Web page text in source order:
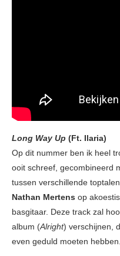
Long Way Up (Ft. Ilaria)
Op dit nummer ben ik heel
ooit schreef, gecombineerd
tussen verschillende
Nathan Mertens op
basgitaar. Deze track zal
album (Alright) verschijnen,
even geduld moeten hebben.